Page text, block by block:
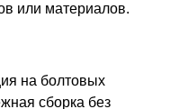
или материалов.
на болтовых
сборка без